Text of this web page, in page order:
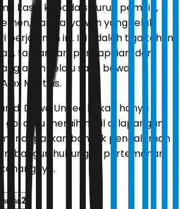
kasih kepada seluruh pemain,
dan karyawan yang telah
perjalanan ini. Ini adalah tiga tahun
tantangan, pencapaian, dan
akan selalu saya bawa
Martins.
di Dewa United bukan hanya
atau meraih hasil di lapangan.
banyak pengalaman
hubungan pertemanan
2